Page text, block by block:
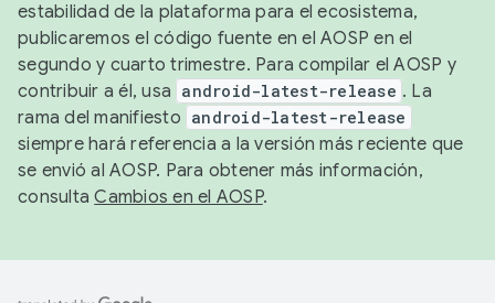
estabilidad de la plataforma para el ecosistema,
publicaremos el código fuente en el AOSP en el
segundo y cuarto trimestre. Para compilar el AOSP y
contribuir a él, usa android-latest-release . La
rama del manifiesto android-latest-release
siempre hará referencia a la versión más reciente que
se envió al AOSP. Para obtener más información,
consultaCambios en el AOSP.